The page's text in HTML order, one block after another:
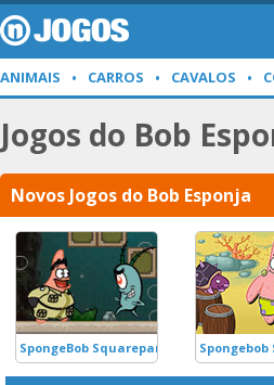
ANIMAIS CARROS CAVALOS
Jogos do Bob
Novos Jogos do Bob Esponja
SpongeBob Squarepants Door of Time